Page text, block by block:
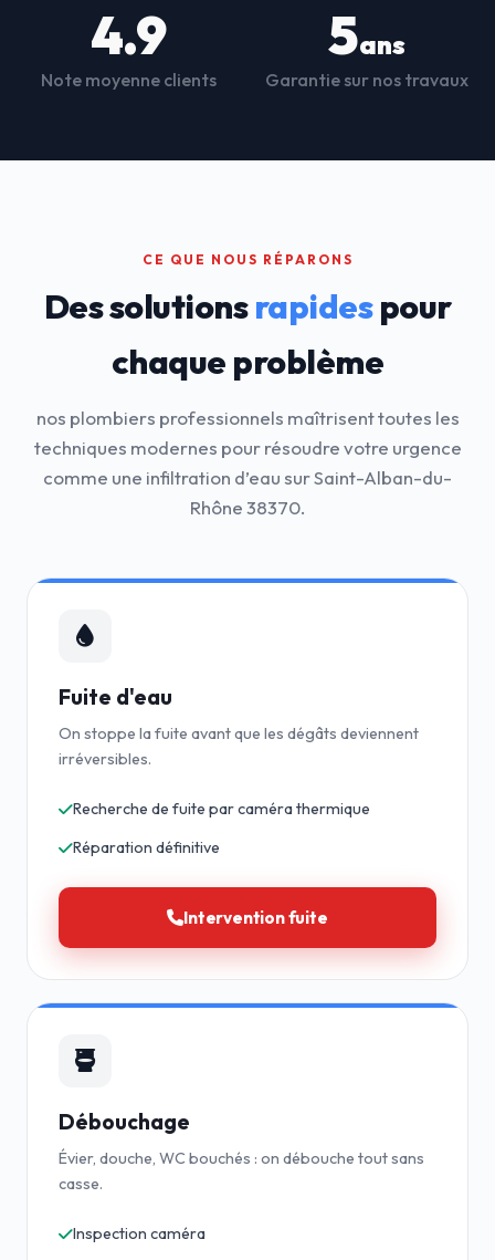
4.9
Note moyenne clients
5ans
Garantie sur nos travaux
CE QUE NOUS RÉPARONS
Des solutionsrapidespour
chaque problème
nos plombiers professionnels maîtrisent toutes les
techniques modernes pour résoudre votre urgence
comme une infiltration d’eau sur Saint-Alban-du-
Rhône 38370.
Fuite d'eau
On stoppe la fuite avant que les dégâts deviennent
irréversibles.
Recherche de fuite par caméra thermique
Réparation définitive
Intervention fuite
Débouchage
Évier, douche, WC bouchés : on débouche tout sans
casse.
Inspection caméra